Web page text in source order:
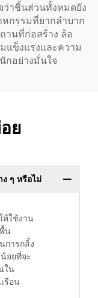
ว่าชิ้นส่วนทั้งหมดยัง
กรรมที่ยากลำบาก
านที่ก่อสร้าง ล้อ
แข็งแรงและความ
กอย่างมั่นใจ
ย
ๆ หรือไม่
ห้ใช้งาน
น
การกลิ้ง
อยที่จะ
ใน
รือน